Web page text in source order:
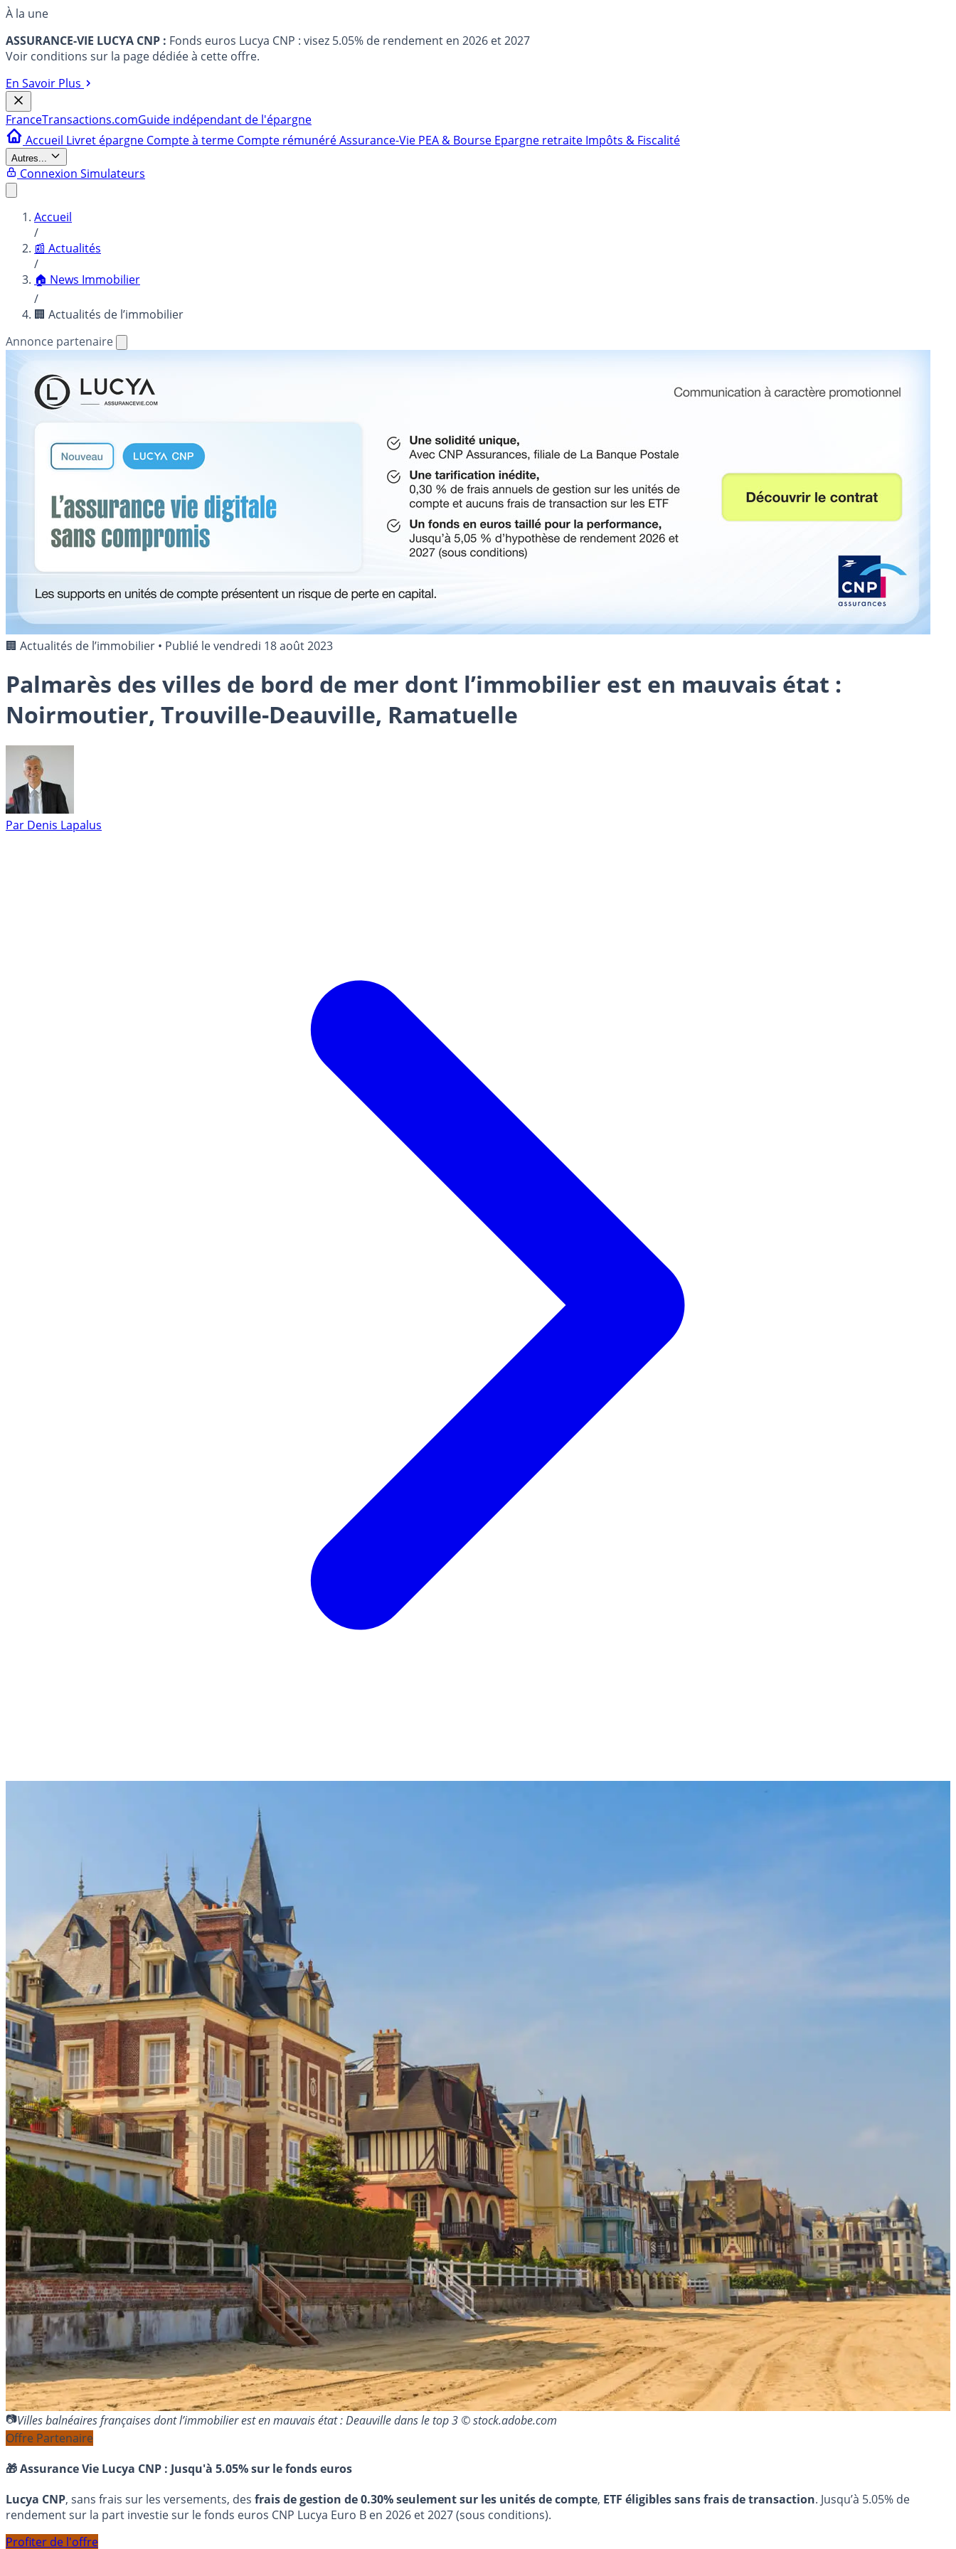
À la une
ASSURANCE-VIE LUCYA CNP : Fonds euros Lucya CNP : visez 5.05% de rendement en 2026 et 2027
Voir conditions sur la page dédiée à cette offre.
En Savoir Plus
FranceTransactions.comGuide indépendant de l'épargne
Accueil Livret épargne Compte à terme Compte rémunéréAssurance-Vie PEA & Bourse Epargne retraite Impôts & Fiscalité
Autres...
Connexion Simulateurs
Accueil
/
📰 Actualités
/
🏠 News Immobilier
/
🏢 Actualités de l’immobilier
Annonce partenaire
🏢 Actualités de l’immobilier • Publié levendredi 18 août 2023
Palmarès des villes de bord de mer dont l’immobilier est en mauvais état :
Noirmoutier, Trouville-Deauville, Ramatuelle
Par Denis Lapalus
Villes balnéaires françaises dont l’immobilier est en mauvais état : Deauville dans le top 3 © stock.adobe.com
Offre Partenaire
🎁 Assurance Vie Lucya CNP : Jusqu'à 5.05% sur le fonds euros
Lucya CNP, sans frais sur les versements, des frais de gestion de 0.30% seulement sur les unités de compte, ETF éligibles sans frais de transaction. Jusqu’à 5.05% de
rendement sur la part investie sur le fonds euros CNP Lucya Euro B en 2026 et 2027 (sous conditions).
Profiter de l'offre